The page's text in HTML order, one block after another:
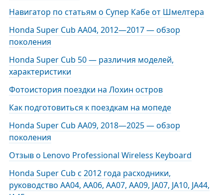
Навигатор по статьям о Супер Кабе от Шмелтера
Honda Super Cub AA04, 2012—2017 — обзор
поколения
Honda Super Cub 50 — различия моделей,
характеристики
Фотоистория поездки на Лохин остров
Как подготовиться к поездкам на мопеде
Honda Super Cub AA09, 2018—2025 — обзор
поколения
Отзыв о Lenovo Professional Wireless Keyboard
Honda Super Cub с 2012 года расходники,
руководство AA04, AA06, AA07, AA09, JA07, JA10, JA44,